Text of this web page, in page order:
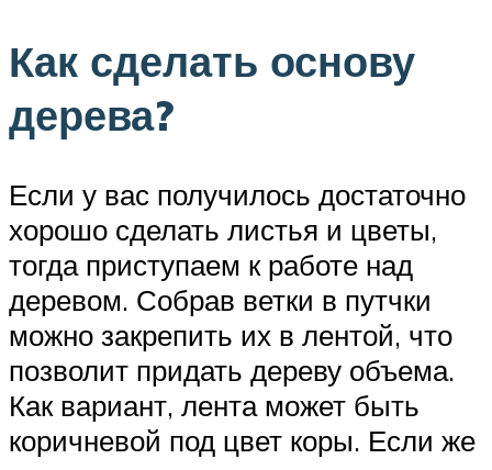
Как сделать основу
дерева?
Если у вас получилось достаточно
хорошо сделать листья и цветы,
тогда приступаем к работе над
деревом. Собрав ветки в путчки
можно закрепить их в лентой, что
позволит придать дереву объема.
Как вариант, лента может быть
коричневой под цвет коры. Если же